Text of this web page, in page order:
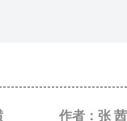
作者：张 茜